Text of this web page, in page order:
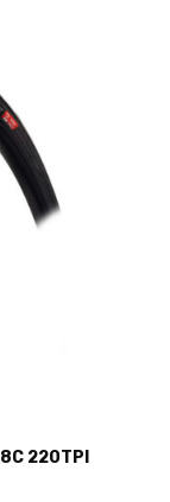
220TPI